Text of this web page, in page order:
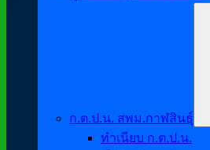
ก.ต.ป.น. สพม.กาฬสินธุ์
ทำเนียบ ก.ต.ป.น.